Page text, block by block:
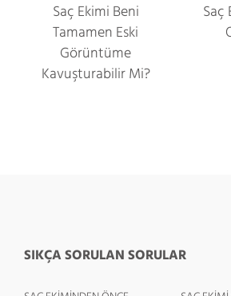
Saç Ekimi Beni
Tamamen Eski
Görüntüme
Kavuşturabilir Mi?
Saç
SIKÇA SORULAN SORULAR